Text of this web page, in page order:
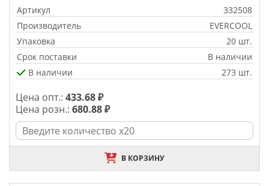
Артикул
332508
Производитель
EVERCOOL
Упаковка
20 шт.
Срок поставки
В наличии
В наличии
273 шт.
Цена опт.: 433.68 ₽
Цена розн.: 680.88 ₽
В КОРЗИНУ